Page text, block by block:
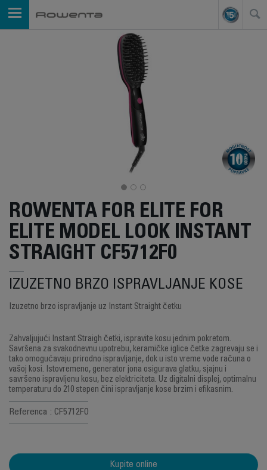
ROWENTA FOR ELITE FOR
ELITE MODEL LOOK INSTANT
STRAIGHT CF5712F0
IZUZETNO BRZO ISPRAVLJANJE KOSE
Izuzetno brzo ispravljanje uz Instant Straight četku
Zahvaljujući Instant Straigh četki, ispravite kosu jednim pokretom.
Savršena za svakodnevnu upotrebu, keramičke iglice četke zagrevaju se i
tako omogućavaju prirodno ispravljanje, dok u isto vreme vode računa o
vašoj kosi. Istovremeno, generator jona osigurava glatku, sjajnu i
savršeno ispravljenu kosu, bez elektriciteta. Uz digitalni displej, optimalnu
temperaturu do 210 stepen čini ispravljanje kose brzim i efikasnim.
Referenca : CF5712F0
Kupite online